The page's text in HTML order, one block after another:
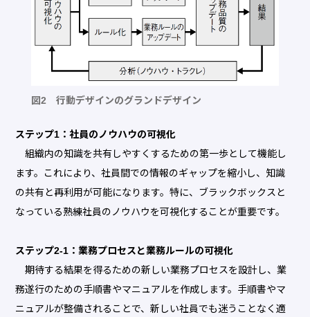
図2 行動デザインのグランドデザイン
ステップ1：社員のノウハウの可視化
組織内の知識を共有しやすくするための第一歩として機能し
ます。これにより、社員間での情報のギャップを縮小し、知識
の共有と再利用が可能になります。特に、ブラックボックスと
なっている熟練社員のノウハウを可視化することが重要です。
ステップ2-1：業務プロセスと業務ルールの可視化
期待する結果を得るための新しい業務プロセスを設計し、業
務遂行のための手順書やマニュアルを作成します。手順書やマ
ニュアルが整備されることで、新しい社員でも迷うことなく適